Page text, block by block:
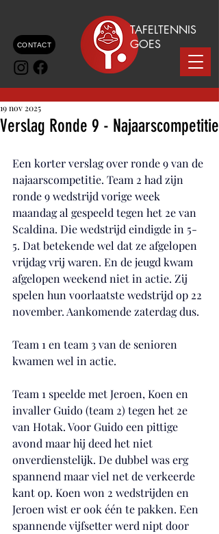
CONTACT
TAFELTENNIS
GOES
Verslag Ronde 9 - Najaarscompetitie
19 nov 2025
Een korter verslag over ronde 9 van de
najaarscompetitie. Team 2 had zijn
ronde 9 wedstrijd vorige week
maandag al gespeeld tegen het 2e van
Scaldina. Die wedstrijd eindigde in 5-
5. Dat betekende wel dat ze afgelopen
vrijdag vrij waren. En de jeugd kwam
afgelopen weekend niet in actie. Zij
spelen hun voorlaatste wedstrijd op 22
november. Aankomende zaterdag dus.
Team 1 en team 3 van de senioren
kwamen wel in actie.
Team 1 speelde met Jeroen, Koen en
invaller Guido (team 2) tegen het 2e
van Hotak. Voor Guido een pittige
avond maar hij deed het niet
onverdienstelijk. De dubbel was erg
spannend maar viel net de verkeerde
kant op. Koen won 2 wedstrijden en
Jeroen wist er ook één te pakken. Een
spannende vijfsetter werd nipt door